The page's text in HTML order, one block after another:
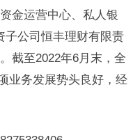
金运营中心、私人银
子公司恒丰理财有限责
截至2022年6月末，全
业务发展势头良好，经